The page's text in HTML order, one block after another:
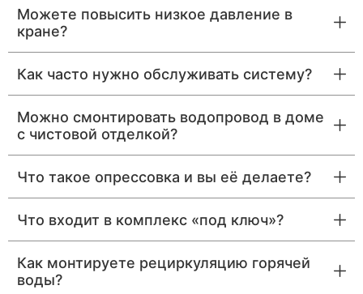
Можете повысить низкое давление в
кране?
Как часто нужно обслуживать систему?
Можно смонтировать водопровод в доме
с чистовой отделкой?
Что такое опрессовка и вы её делаете?
Что входит в комплекс «под ключ»?
Как монтируете рециркуляцию горячей
воды?